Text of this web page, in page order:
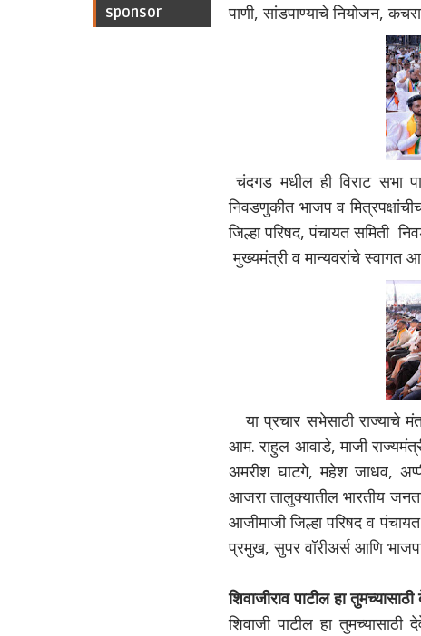
sponsor
पाणी, सांडपाण्याचे नियोजन,
चंदगड मधील ही विराट सभा
निवडणुकीत भाजप व
जिल्हा परिषद, पंचायत समिती
मुख्यमंत्री व मान्यवरांचे स्वागत
या प्रचार सभेसाठी राज्याचे
आम. राहुल आवाडे, माजी
अमरीश घाटगे, महेश जाधव,
आजरा तालुक्यातील भारतीय
आजीमाजी जिल्हा परिषद व
प्रमुख, सुपर वॉरीअर्स आणि
शिवाजीराव पाटील हा
शिवाजी पाटील हा